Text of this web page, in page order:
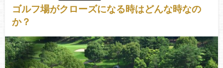
ゴルフ場がクローズになる時はどんな時なの
か？